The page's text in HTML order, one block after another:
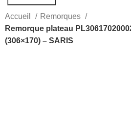
Accueil
Remorques
Remorque plateau
(306×170) – SARIS